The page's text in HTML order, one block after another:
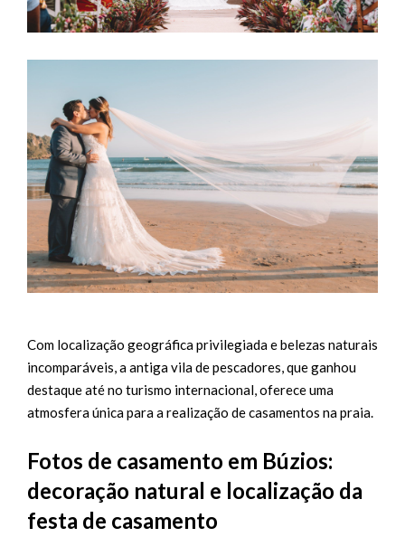
Com localização geográfica privilegiada e belezas naturais
incomparáveis, a antiga vila de pescadores, que ganhou
destaque até no turismo internacional, oferece uma
atmosfera única para a realização de casamentos na praia.
Fotos de casamento em Búzios:
decoração natural e localização da
festa de casamento